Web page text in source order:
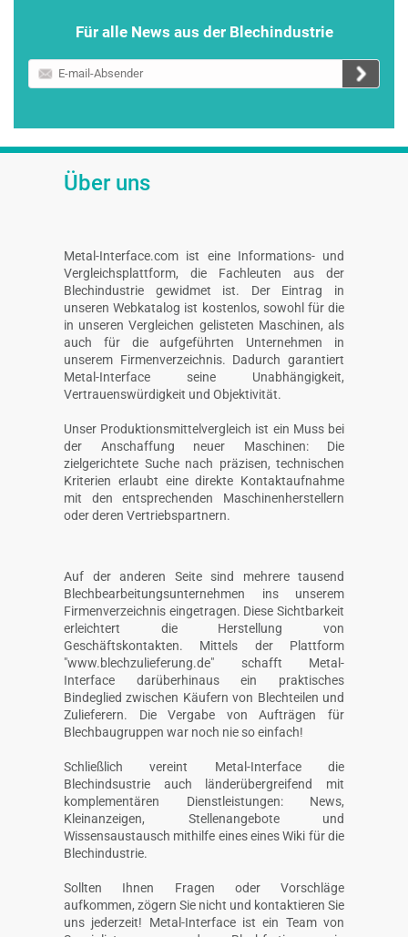
Für alle News aus der Blechindustrie
E-
mail-
Über uns
Metal-Interface.com ist eine Informations- und
Vergleichsplattform, die Fachleuten aus der
Blechindustrie gewidmet ist. Der Eintrag in
unseren Webkatalog ist kostenlos, sowohl für die
in unseren Vergleichen gelisteten Maschinen, als
auch für die aufgeführten Unternehmen in
unserem Firmenverzeichnis. Dadurch garantiert
Metal-Interface seine Unabhängigkeit,
Vertrauenswürdigkeit und Objektivität.
Unser Produktionsmittelvergleich ist ein Muss bei
der Anschaffung neuer Maschinen: Die
zielgerichtete Suche nach präzisen, technischen
Kriterien erlaubt eine direkte Kontaktaufnahme
mit den entsprechenden Maschinenherstellern
oder deren Vertriebspartnern.
Auf der anderen Seite sind mehrere tausend
Blechbearbeitungsunternehmen ins unserem
Firmenverzeichnis eingetragen. Diese Sichtbarkeit
erleichtert die Herstellung von
Geschäftskontakten. Mittels der Plattform
"www.blechzulieferung.de" schafft Metal-
Interface darüberhinaus ein praktisches
Bindeglied zwischen Käufern von Blechteilen und
Zulieferern. Die Vergabe von Aufträgen für
Blechbaugruppen war noch nie so einfach!
Schließlich vereint Metal-Interface die
Blechindsustrie auch länderübergreifend mit
komplementären Dienstleistungen: News,
Kleinanzeigen, Stellenangebote und
Wissensaustausch mithilfe eines eines Wiki für die
Blechindustrie.
Sollten Ihnen Fragen oder Vorschläge
aufkommen, zögern Sie nicht und kontaktieren Sie
uns jederzeit! Metal-Interface ist ein Team von